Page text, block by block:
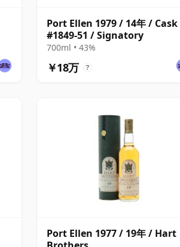
Port Ellen 1979 / 14年 / Cask
#1849-51 / Signatory
700ml • 43%
￥18万 ?
Port Ellen 1977 / 19年 / Hart